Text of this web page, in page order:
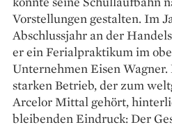
Vorstellungen gestalten. Im
Abschlussjahr an der
er ein Ferialpraktikum im
Unternehmen Eisen
starken Betrieb, der zum
Arcelor Mittal gehört,
bleibenden Eindruck: Der